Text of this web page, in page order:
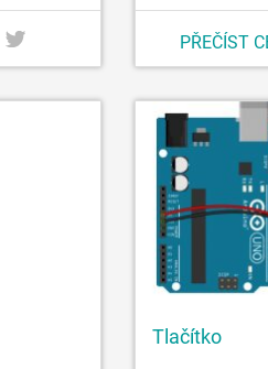
PŘEČÍST
Tlačítko